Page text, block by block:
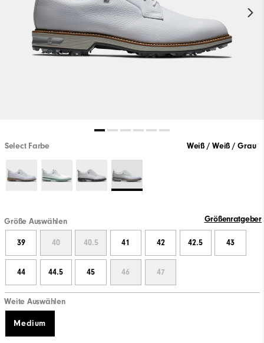
Select Farbe Weiß / Weiß / Grau
Größe Auswählen Größenratgeber
39 40 40.5 41 42 42.5 43
44 44.5 45 46 47
Weite Auswählen
Medium